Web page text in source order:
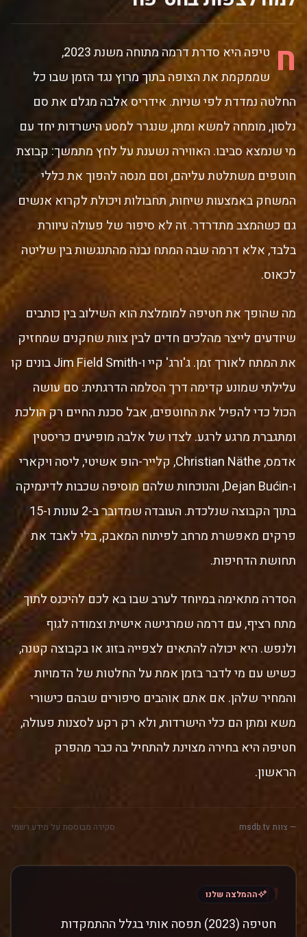
ח
טיפה היא סדרת דרמה מתוחה משנת 2023,
שממקמת את הצופה בתוך מרוץ נגד הזמן שבו כל
החלטה נמדדת לפי שניות. אידריס אלבה מגלם את סם
נלסון, מומחה למשא ומתן, שנגרר למסע הישרדות יחד עם
מי שנמצא סביבו. האווירה נשענת על לחץ מתמשך: קבוצת
חוטפים משתלטת עליהם, וסם מנסה להפוך את כללי
המשחק באמצעות שיחות, תחבולות ויכולת לקרוא אנשים
גם כשהמצב מתדרדר. זה לא סיפור של פעולה עיוורת
בלבד, אלא דרמה שבה המתח נבנה מהתנגשות בין שליטה
לכאוס.
מה שהופך את חטיפה למומלצת הוא השילוב בין כותבים
שיודעים לייצר מהלכים חדים לבין צוות שחקנים שמחזיק
את המתח לאורך זמן. ג'ורג' קיי ו-Jim Field Smith בונים קו
עלילתי שמונע קדימה דרך הסלמה הדרגתית: סם עושה
הכול כדי להפיל את החוטפים, אבל סכנת החיים רק הולכת
ומתגברת מרגע לרגע. לצדו של אלבה מופיעים כריסטין
אדמס, Christian Näthe, קלייר-הופ אשיטי, ליסה ויקארי
ו-Dejan Bućin, והנוכחות שלהם מוסיפה שכבות לדינמיקה
בתוך הקבוצה שנלכדת. העובדה שמדובר ב-2 עונות ו-15
פרקים מאפשרת מרחב לפיתוח המאבק, בלי לאבד את
תחושת הדחיפות.
הסדרה מתאימה במיוחד לערב שבו בא לכם להיכנס לתוך
מתח רציף, עם דרמה שמרגישה אישית וצמודה לגוף
ולנפש. היא יכולה להתאים לצפייה בזוג או בקבוצה קטנה,
כשיש עם מי לדבר בזמן אמת על החלטות של הדמויות
והמחיר שלהן. אם אתם אוהבים סיפורים שבהם כישורי
משא ומתן הם כלי הישרדות, ולא רק רקע לסצנות פעולה,
חטיפה היא בחירה מצוינת להתחיל בה כבר מהפרק
הראשון.
— צוות msdb.tv סקירה מבוססת על מידע רשמי
" ההמלצה שלנו
חטיפה (2023) תפסה אותי בגלל ההתמקדות